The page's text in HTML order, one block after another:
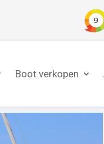
Boot verkopen